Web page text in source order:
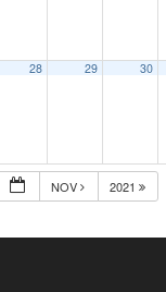
28 29 30
NOV 2021